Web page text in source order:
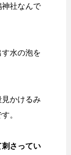
社なんで
水の泡を
かけるみ
。
さってい